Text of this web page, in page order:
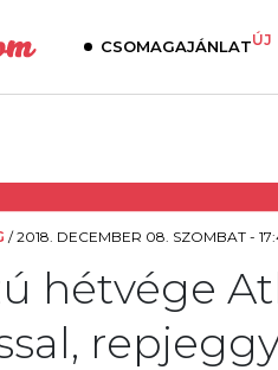
CSOMAGAJÁNLATÚJ
/2018. DECEMBER 08. SZOMBAT -
hétvége